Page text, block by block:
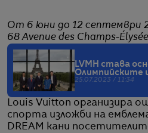
От 6 юни до 12 септември
68 Avenue des Champs-
LVMH става
Олимпийските
25.07.2023 / 11:34
Louis Vuitton организира
спорта изложби на
DREAM кани